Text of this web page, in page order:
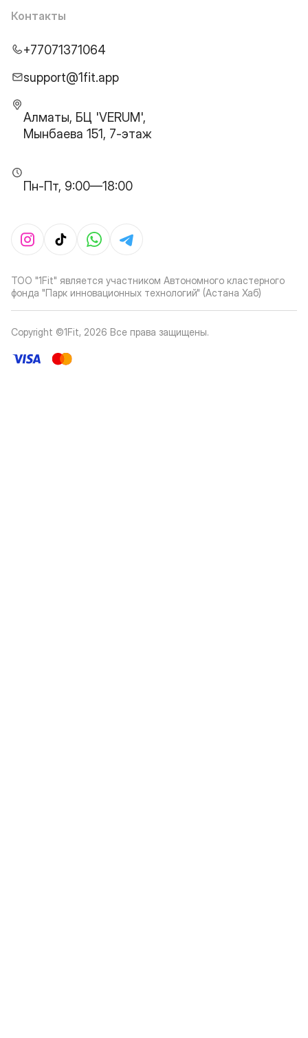
Контакты
+77071371064
support@1fit.app
Алматы, БЦ 'VERUM',
Мынбаева 151, 7-этаж
Пн-Пт, 9:00—18:00
ТОО "1Fit" является участником Автономного кластерного
фонда "Парк инновационных технологий" (Астана Хаб)
Copyright ©1Fit, 2026 Все права защищены.